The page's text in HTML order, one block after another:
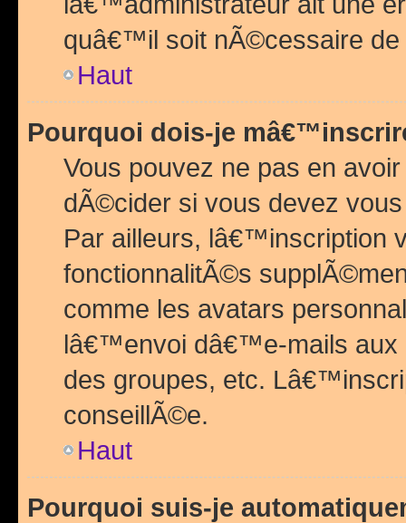
quâ€™il soit nÃ©cessaire de
Haut
Pourquoi dois-je
Vous pouvez ne pas en
dÃ©cider si vous devez
Par ailleurs, lâ€™inscription
fonctionnalitÃ©s
comme les avatars
lâ€™envoi dâ€™e-mails
des groupes, etc.
conseillÃ©e.
Haut
Pourquoi suis-je